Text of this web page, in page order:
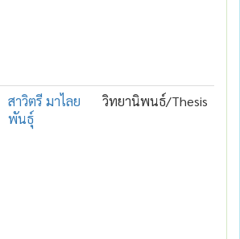
สาวิตรี มาไลย
พันธุ์
วิทยานิพนธ์/Thesis